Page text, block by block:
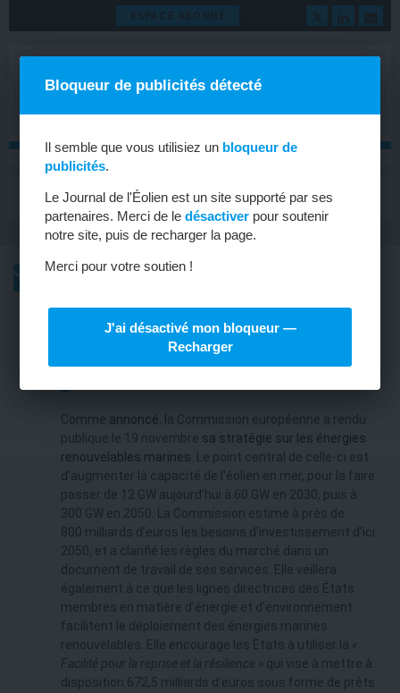
ESPACE ABONNÉ
MENU
L’ACTU
EUROPE
La Commission dévoile sa stratégie
Comme annoncé, la Commission européenne a rendu
publique le 19 novembre sa stratégie sur les énergies
renouvelables marines . Le point central de celle-ci est
d’augmenter la capacité de l'éolien en mer, pour la faire
passer de 12 GW aujourd’hui à 60 GW en 2030, puis à
300 GW en 2050. La Commission estime à près de
800 milliards d’euros les besoins d’investissement d’ici
2050, et a clarifié les règles du marché dans un
document de travail de ses services. Elle veillera
également à ce que les lignes directrices des États
membres en matière d’énergie et d’environnement
facilitent le déploiement des énergies marines
renouvelables. Elle encourage les États à utiliser la
Facilité pour la reprise et la résilience »
qui vise à mettre à
disposition 672,5 milliards d’euros sous forme de prêts
Bloqueur de publicités détecté
Il semble que vous utilisiez un bloqueur de
publicités.
Le Journal de l'Éolien est un site supporté par ses
partenaires. Merci de ledésactiver pour soutenir
notre site, puis de recharger la page.
Merci pour votre soutien !
J'ai désactivé mon bloqueur —
Recharger